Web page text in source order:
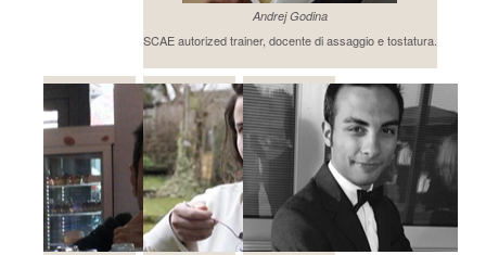
Andrej Godina
SCAE autorized trainer, docente di assaggio e tostatura.